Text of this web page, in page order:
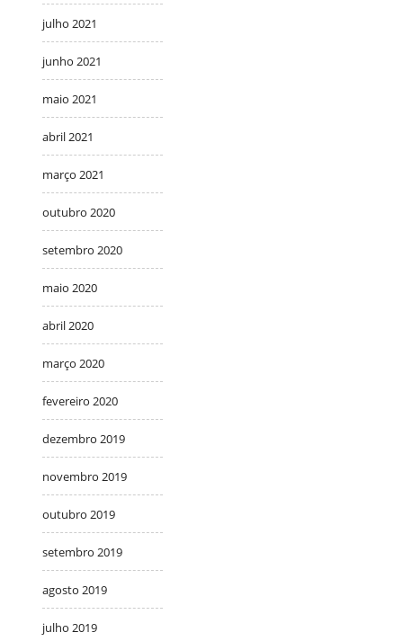
julho 2021
junho 2021
maio 2021
abril 2021
março 2021
outubro 2020
setembro 2020
maio 2020
abril 2020
março 2020
fevereiro 2020
dezembro 2019
novembro 2019
outubro 2019
setembro 2019
agosto 2019
julho 2019